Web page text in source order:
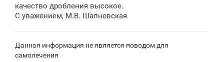
качество дробления высокое.
С уважением, М.В. Шапневская
Данная информация не является поводом для
самолечения